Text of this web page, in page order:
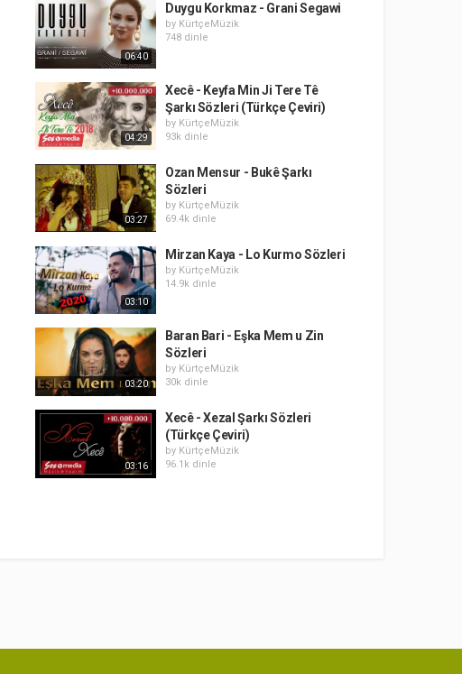
06:40
Duygu Korkmaz - Grani Segawi
by KürtçeMüzik
748 dinle
04:29
Xecê - Keyfa Min Ji Tere Tê
Şarkı Sözleri (Türkçe Çeviri)
by KürtçeMüzik
93k dinle
03:27
Ozan Mensur - Bukê Şarkı
Sözleri
by KürtçeMüzik
69.4k dinle
03:10
Mirzan Kaya - Lo Kurmo Sözleri
by KürtçeMüzik
14.9k dinle
03:20
Baran Bari - Eşka Mem u Zin
Sözleri
by KürtçeMüzik
30k dinle
03:16
Xecê - Xezal Şarkı Sözleri
(Türkçe Çeviri)
by KürtçeMüzik
96.1k dinle